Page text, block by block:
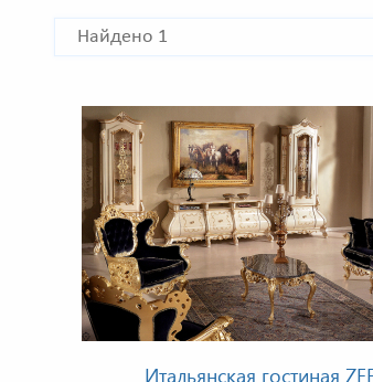
Найдено 1
Итальянская гостиная